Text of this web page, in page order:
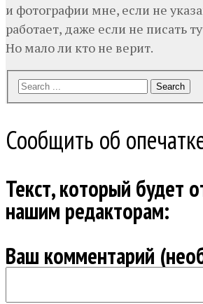
и фотографии мне, если не
работает, даже если не писать
Но мало ли кто не верит.
Search
Сообщить об
Текст, который будет
нашим редакторам:
Ваш комментарий